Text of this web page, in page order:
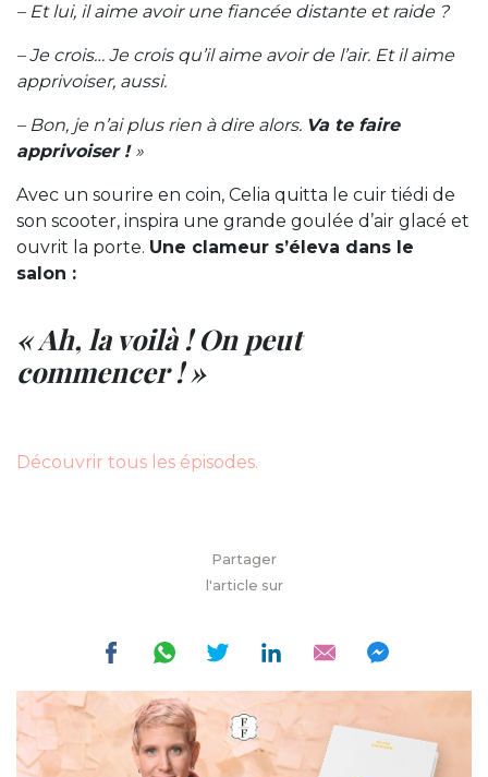
– Et lui, il aime avoir une fiancée distante et raide ?
– Je crois… Je crois qu’il aime avoir de l’air. Et il aime
apprivoiser, aussi.
– Bon, je n’ai plus rien à dire alors. Va te faire
apprivoiser ! »
Avec un sourire en coin, Celia quitta le cuir tiédi de
son scooter, inspira une grande goulée d’air glacé et
ouvrit la porte. Une clameur s’éleva dans le
salon :
« Ah, la voilà ! On peut
commencer ! »
Découvrir tous les épisodes.
Partager
l'article sur